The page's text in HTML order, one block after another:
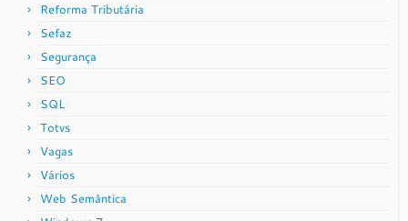
Reforma Tributária
Sefaz
Segurança
SEO
SQL
Totvs
Vagas
Vários
Web Semântica